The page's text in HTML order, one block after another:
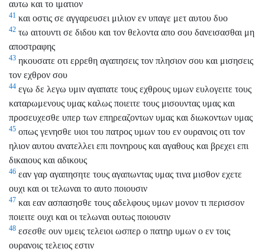
αυτω και το ιματιον
41 και οστις σε αγγαρευσει μιλιον εν υπαγε μετ αυτου δυο
42 τω αιτουντι σε διδου και τον θελοντα απο σου δανεισασθαι μη
αποστραφης
43 ηκουσατε οτι ερρεθη αγαπησεις τον πλησιον σου και μισησεις
τον εχθρον σου
44 εγω δε λεγω υμιν αγαπατε τους εχθρους υμων ευλογειτε τους
καταρωμενους υμας καλως ποιειτε τους μισουντας υμας και
προσευχεσθε υπερ των επηρεαζοντων υμας και διωκοντων υμας
45 οπως γενησθε υιοι του πατρος υμων του εν ουρανοις οτι τον
ηλιον αυτου ανατελλει επι πονηρους και αγαθους και βρεχει επι
δικαιους και αδικους
46 εαν γαρ αγαπησητε τους αγαπωντας υμας τινα μισθον εχετε
ουχι και οι τελωναι το αυτο ποιουσιν
47 και εαν ασπασησθε τους αδελφους υμων μονον τι περισσον
ποιειτε ουχι και οι τελωναι ουτως ποιουσιν
48 εσεσθε ουν υμεις τελειοι ωσπερ ο πατηρ υμων ο εν τοις
ουρανοις τελειος εστιν